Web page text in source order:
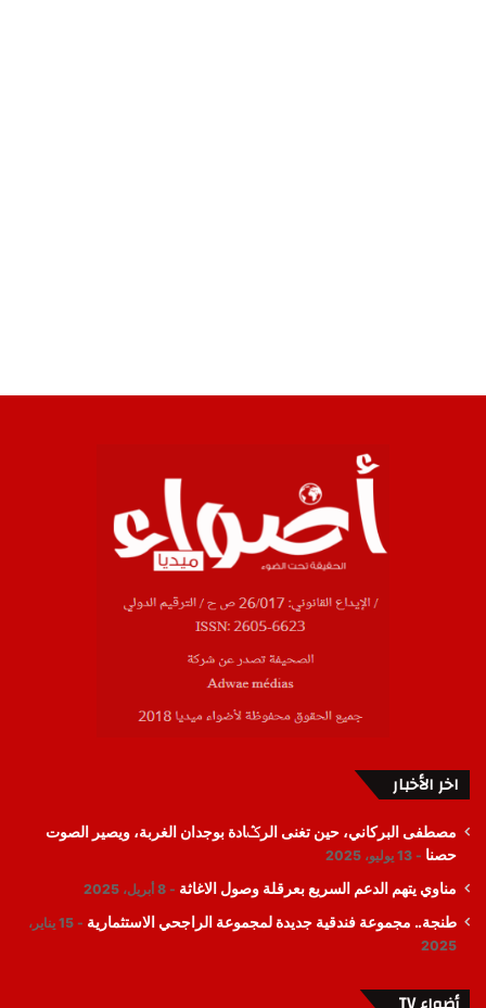
اخر الأخبار
مصطفى البركاني، حين تغنى الرݣادة بوجدان الغربة، ويصير الصوت
حصنا
13 يوليو، 2025
مناوي يتهم الدعم السريع بعرقلة وصول الاغاثة 8 أبريل، 2025
طنجة.. مجموعة فندقية جديدة لمجموعة الراجحي الاستثمارية
15 يناير،
2025